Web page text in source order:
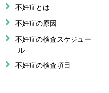
不妊症とは
不妊症の原因
不妊症の検査スケジュー
ル
不妊症の検査項目